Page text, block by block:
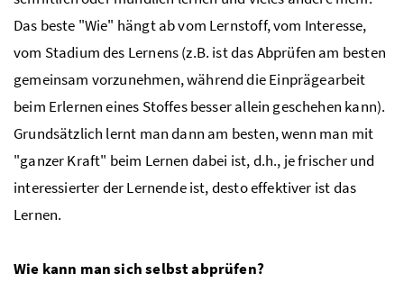
Das beste "Wie" hängt ab vom Lernstoff, vom Interesse,
vom Stadium des Lernens (z.B. ist das Abprüfen am besten
gemeinsam vorzunehmen, während die Einprägearbeit
beim Erlernen eines Stoffes besser allein geschehen kann).
Grundsätzlich lernt man dann am besten, wenn man mit
"ganzer Kraft" beim Lernen dabei ist, d.h., je frischer und
interessierter der Lernende ist, desto effektiver ist das
Lernen.
Wie kann man sich selbst abprüfen?